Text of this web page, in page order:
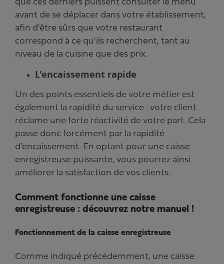
que ces derniers puissent consulter le menu
avant de se déplacer dans votre établissement,
afin d'être sûrs que votre restaurant
correspond à ce qu'ils recherchent, tant au
niveau de la cuisine que des prix.
L'encaissement rapide
Un des points essentiels de votre métier est
également la rapidité du service : votre client
réclame une forte réactivité de votre part. Cela
passe donc forcément par la rapidité
d'encaissement. En optant pour une caisse
enregistreuse puissante, vous pourrez ainsi
améliorer la satisfaction de vos clients.
Comment fonctionne une caisse
enregistreuse : découvrez notre manuel !
Fonctionnement de la caisse enregistreuse
Comme indiqué précédemment, une caisse